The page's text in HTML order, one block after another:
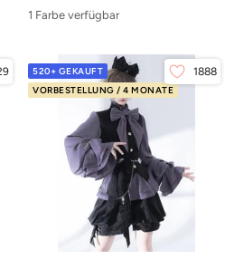
1 Farbe verfügbar
520+ GEKAUFT
VORBESTELLUNG / 4 MONATE
1888